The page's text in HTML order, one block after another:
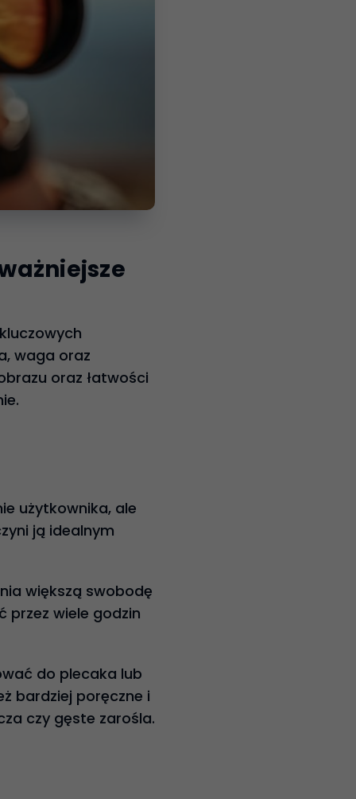
waga oraz
oraz łatwości
użytkownika, ale
ją idealnym
większą swobodę
przez wiele godzin
do plecaka lub
bardziej poręczne i
czy gęste zarośla.